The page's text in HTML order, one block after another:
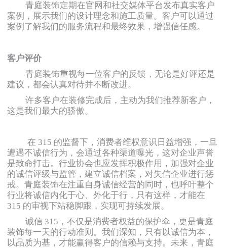
青庭装饰定期在官网和社交媒体平台发布真实客户
案例，展示我们的设计理念和施工质量。 客户可以通过
案例了解我们的服务流程和最终效果，增强信任感。
客户评价
青庭装饰重视每一位客户的反馈，无论是好评还是
建议，都会认真对待并不断改进。
许多客户在装修完成后，主动为我们推荐新客户，
这是我们最大的骄傲。
在 315 的监督下，消费者维权意识日益增强，一旦
遭遇不诚信行为，会通过各种渠道曝光，这对企业声誉
是致命打击。行业协会也应发挥积极作用，加强对企业
的诚信评级与监管，建立诚信档案，对失信企业进行惩
戒。青庭装饰在注重自身诚信经营的同时，也呼吁整个
行业将诚信内化于心、外化于行，只有这样，才能在
315 的审视下站稳脚跟，实现可持续发展。
诚信 315，不仅是消费者权益的保护伞， 更是青庭
装饰每一天的行动准则。我们深知，只有以诚信为本，
以品质为基，才能赢得客户的信赖与支持。未来，青庭